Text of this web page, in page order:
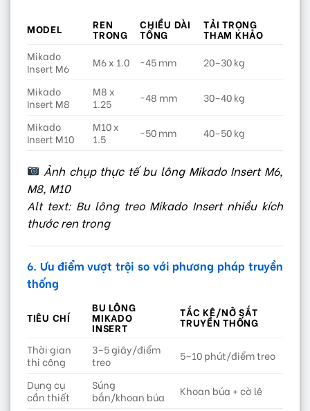
MODEL REN
TRONG
CHIỀU DÀI
TỔNG
TẢI TRỌNG
THAM KHẢO
Mikado
Insert M6
M6 x 1.0 ~45 mm
20–30 kg
Mikado
Insert M8
M8 x
1.25
~48 mm
30–40 kg
Mikado
Insert M10
M10 x
1.5
~50 mm 40–50 kg
Ảnh chụp thực tế bu lông Mikado Insert M6,
M8, M10
Alt text: Bu lông treo Mikado Insert nhiều kích
thước ren trong
6. Ưu điểm vượt trội so với phương pháp truyền
thống
TIÊU CHÍ
BU LÔNG
MIKADO
INSERT
TẮC KÊ/NỞ SẮT
TRUYỀN THỐNG
Thời gian
thi công
3–5 giây/điểm
treo
5–10 phút/điểm treo
Dụng cụ
cần thiết
Súng
bắn/khoan búa
Khoan búa + cờ lê